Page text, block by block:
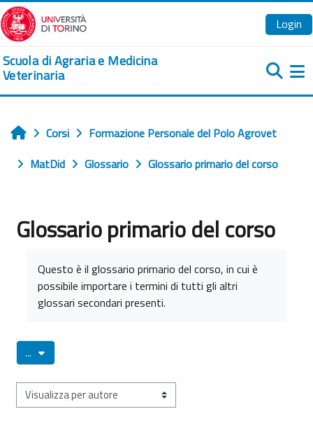
Vai al contenuto principale
Login
Scuola di Agraria e Medicina
Veterinaria
Home
Corsi
Formazione Personale del Polo Agrovet
MatDid
Glossario Glossario primario del corso
Glossario primario del corso
Questo è il glossario primario del corso, in cui è
possibile importare i termini di tutti gli altri
glossari secondari presenti.
... Esporta voci
Sfoglia il glossario usando questo indice